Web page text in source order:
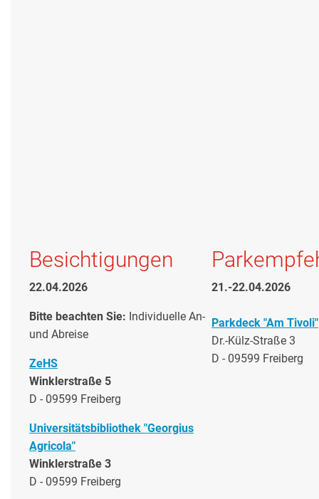
Besichtigungen
22.04.2026
Bitte beachten Sie: Individuelle An-
und Abreise
ZeHS
Winklerstraße 5
D - 09599 Freiberg
Universitätsbibliothek "Georgius
Agricola"
Winklerstraße 3
D - 09599 Freiberg
21.-22.04.2026
Parkdeck "Am Tivoli"
Dr.-Külz-Straße 3
D - 09599 Freiberg